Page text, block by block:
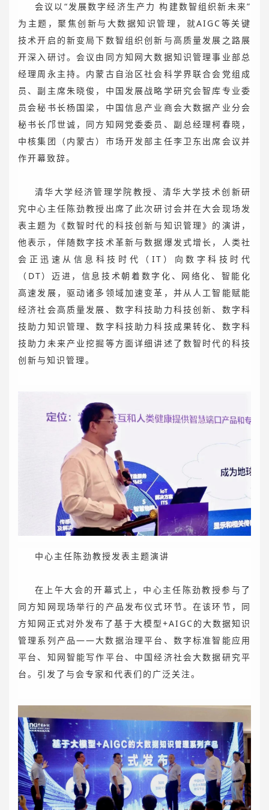
会议以“发展数字经济生产力 构建数智组织新未来”
为主题，聚焦创新与大数据知识管理，就AIGC等关键
技术开启的新变局下数智组织创新与高质量发展之路展
开深入研讨。会议由同方知网大数据知识管理事业部总
经理周永主持。内蒙古自治区社会科学界联合会党组成
员、副主席朱晓俊，中国发展战略学研究会智库专业委
员会秘书长杨国梁，中国信息产业商会大数据产业分会
秘书长邝世诚，同方知网党委委员、副总经理柯春晓，
中核集团（内蒙古）市场开发部主任李卫东出席会议并
作开幕致辞。
清华大学经济管理学院教授、清华大学技术创新研
究中心主任陈劲教授出席了此次研讨会并在大会现场发
表主题为《数智时代的科技创新与知识管理》的演讲，
他表示，伴随数字技术革新与数据爆发式增长，人类社
会正迅速从信息科技时代（IT）向数字科技时代
（DT）迈进，信息技术朝着数字化、网络化、智能化
高速发展，驱动诸多领域加速变革，并从人工智能赋能
经济社会高质量发展、数字科技助力科技创新、数字科
技助力知识管理、数字科技助力科技成果转化、数字科
技助力未来产业挖掘等方面详细讲述了数智时代的科技
创新与知识管理。
中心主任陈劲教授发表主题演讲
在上午大会的开幕式上，中心主任陈劲教授参与了
同方知网现场举行的产品发布仪式环节。在该环节，同
方知网正式对外发布了基于大模型+AIGC的大数据知识
管理系列产品——大数据治理平台、数字标准智能应用
平台、知网智能写作平台、中国经济社会大数据研究平
台。引发了与会专家和代表们的广泛关注。